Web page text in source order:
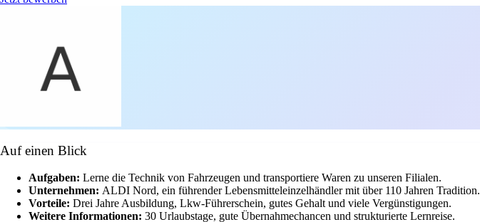
Auf einen Blick
Aufgaben: Lerne die Technik von Fahrzeugen und transportiere Waren zu unseren Filialen.
Unternehmen: ALDI Nord, ein führender Lebensmitteleinzelhändler mit über 110 Jahren Tradition.
Vorteile: Drei Jahre Ausbildung, Lkw-Führerschein, gutes Gehalt und viele Vergünstigungen.
Weitere Informationen: 30 Urlaubstage, gute Übernahmechancen und strukturierte Lernreise.